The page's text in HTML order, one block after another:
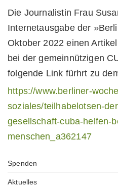
Die Journalistin Frau
Internetausgabe der
Oktober 2022 einen
bei der gemeinnützigen
folgende Link fürhrt zu
https://www.berliner-
soziales/teilhabelotsen-
gesellschaft-cuba-helfen-
menschen_a362147
Spenden
Aktuelles